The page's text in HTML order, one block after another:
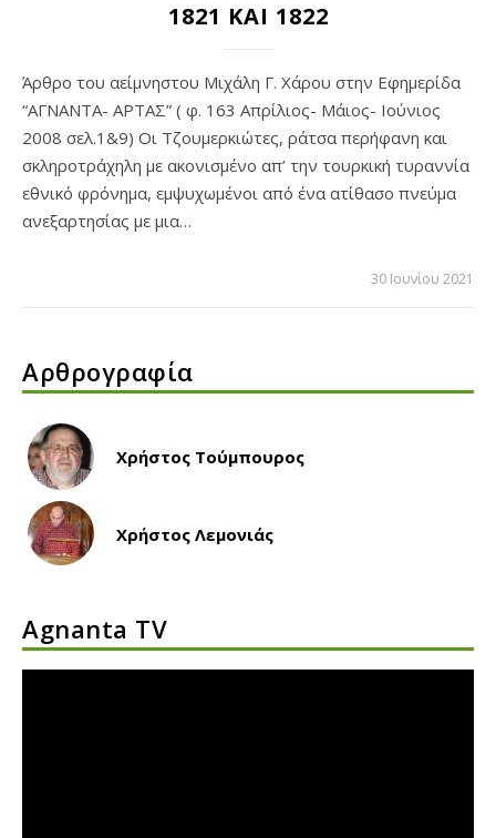
1821 ΚΑΙ 1822
Άρθρο του αείμνηστου Μιχάλη Γ. Χάρου στην Εφημερίδα
“ΑΓΝΑΝΤΑ- ΑΡΤΑΣ” ( φ. 163 Απρίλιος- Μάιος- Ιούνιος
2008 σελ.1&9) Οι Τζουμερκιώτες, ράτσα περήφανη και
σκληροτράχηλη με ακονισμένο απ’ την τουρκική τυραννία
εθνικό φρόνημα, εμψυχωμένοι από ένα ατίθασο πνεύμα
ανεξαρτησίας με μια…
30 Ιουνίου 2021
Αρθρογραφία
Χρήστος Τούμπουρος
Χρήστος Λεμονιάς
Agnanta TV